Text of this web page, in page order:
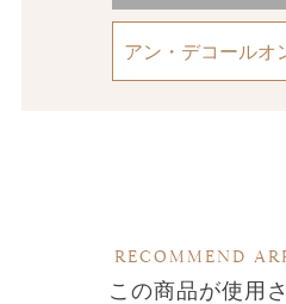
アン・デコールオ
RECOMMEND
この商品が使用